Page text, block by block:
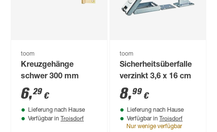
toom
Kreuzgehänge
schwer 300 mm
6,29 €
Lieferung nach Hause
Verfügbar in Troisdorf
toom
Sicherheitsüberfalle
verzinkt 3,6 x 16 cm
8,99 €
Lieferung nach Hause
Verfügbar in Troisdorf
Nur wenige verfügbar